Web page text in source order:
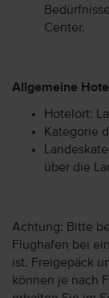
Center.
Allgemeine
Hotelort:
Kategorie
über die
Achtung: Bitte
Flughafen bei
ist. Freigepäck
können je nach